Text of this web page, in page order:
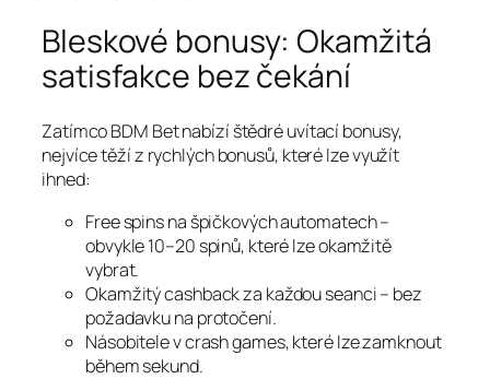
Bleskové bonusy: Okamžitá
satisfakce bez čekání
Zatímco BDM Bet nabízí štědré uvítací bonusy,
nejvíce těží z rychlých bonusů, které lze využít
ihned:
Free spins na špičkových automatech –
obvykle 10–20 spinů, které lze okamžitě
vybrat.
Okamžitý cashback za každou seanci – bez
požadavku na protočení.
Násobitele v crash games, které lze zamknout
během sekund.